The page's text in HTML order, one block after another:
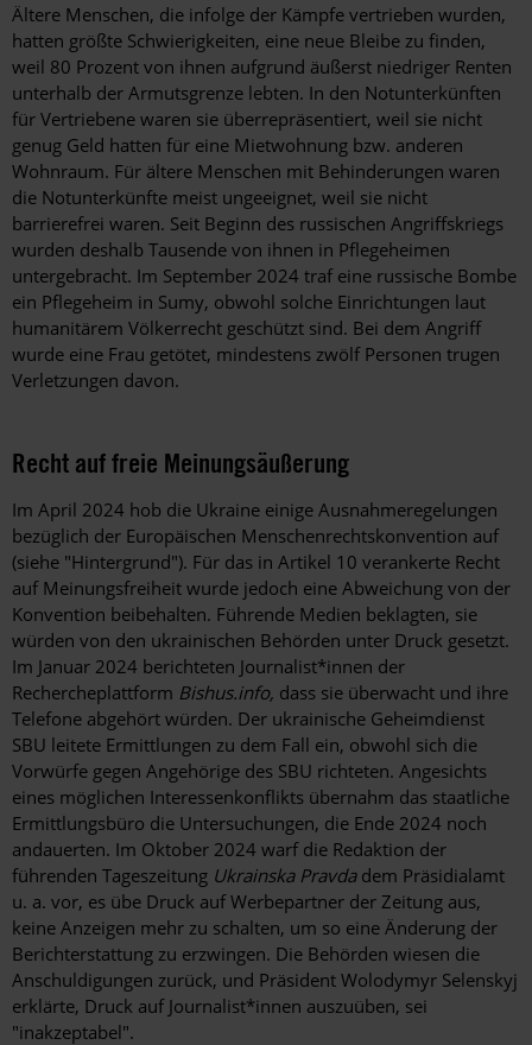
Ältere Menschen, die infolge der Kämpfe vertrieben wurden,
hatten größte Schwierigkeiten, eine neue Bleibe zu finden,
weil 80 Prozent von ihnen aufgrund äußerst niedriger Renten
unterhalb der Armutsgrenze lebten. In den Notunterkünften
für Vertriebene waren sie überrepräsentiert, weil sie nicht
genug Geld hatten für eine Mietwohnung bzw. anderen
Wohnraum. Für ältere Menschen mit Behinderungen waren
die Notunterkünfte meist ungeeignet, weil sie nicht
barrierefrei waren. Seit Beginn des russischen Angriffskriegs
wurden deshalb Tausende von ihnen in Pflegeheimen
untergebracht. Im September 2024 traf eine russische Bombe
ein Pflegeheim in Sumy, obwohl solche Einrichtungen laut
humanitärem Völkerrecht geschützt sind. Bei dem Angriff
wurde eine Frau getötet, mindestens zwölf Personen trugen
Verletzungen davon.
Recht auf freie Meinungsäußerung
Im April 2024 hob die Ukraine einige Ausnahmeregelungen
bezüglich der Europäischen Menschenrechtskonvention auf
(siehe "Hintergrund"). Für das in Artikel 10 verankerte Recht
auf Meinungsfreiheit wurde jedoch eine Abweichung von der
Konvention beibehalten. Führende Medien beklagten, sie
würden von den ukrainischen Behörden unter Druck gesetzt.
Im Januar 2024 berichteten Journalist*innen der
Rechercheplattform Bishus.info, dass sie überwacht und ihre
Telefone abgehört würden. Der ukrainische Geheimdienst
SBU leitete Ermittlungen zu dem Fall ein, obwohl sich die
Vorwürfe gegen Angehörige des SBU richteten. Angesichts
eines möglichen Interessenkonflikts übernahm das staatliche
Ermittlungsbüro die Untersuchungen, die Ende 2024 noch
andauerten. Im Oktober 2024 warf die Redaktion der
führenden Tageszeitung Ukrainska Pravdadem Präsidialamt
u. a. vor, es übe Druck auf Werbepartner der Zeitung aus,
keine Anzeigen mehr zu schalten, um so eine Änderung der
Berichterstattung zu erzwingen. Die Behörden wiesen die
Anschuldigungen zurück, und Präsident Wolodymyr Selenskyj
erklärte, Druck auf Journalist*innen auszuüben, sei
"inakzeptabel".